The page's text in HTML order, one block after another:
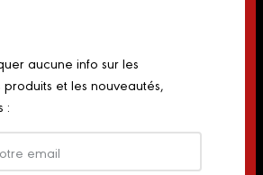
aucune info sur les
et les nouveautés,
: